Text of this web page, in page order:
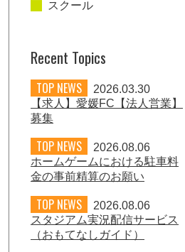
スクール
Recent Topics
TOP NEWS
2026.03.30
【求人】愛媛FC【法人営業】
募集
TOP NEWS
2026.08.06
ホームゲームにおける駐車料
金の事前精算のお願い
TOP NEWS
2026.08.06
スタジアム実況配信サービス
（おもてなしガイド）